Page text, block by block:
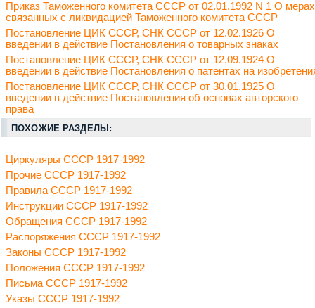
Приказ Таможенного комитета СССР от 02.01.1992 N 1 О
связанных с ликвидацией Таможенного комитета СССР
Постановление ЦИК СССР, СНК СССР от 12.02.1926 О
введении в действие Постановления о товарных знаках
Постановление ЦИК СССР, СНК СССР от 12.09.1924 О
введении в действие Постановления о патентах на
Постановление ЦИК СССР, СНК СССР от 30.01.1925 О
введении в действие Постановления об основах авторского
права
ПОХОЖИЕ РАЗДЕЛЫ:
Циркуляры СССР 1917-1992
Прочие СССР 1917-1992
Правила СССР 1917-1992
Инструкции СССР 1917-1992
Обращения СССР 1917-1992
Распоряжения СССР 1917-1992
Законы СССР 1917-1992
Положения СССР 1917-1992
Письма СССР 1917-1992
Указы СССР 1917-1992